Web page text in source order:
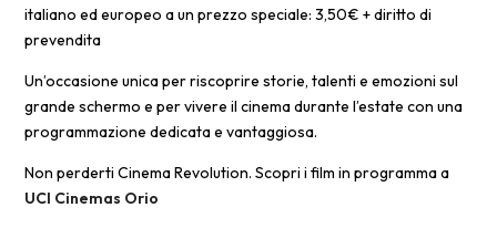
italiano ed europeo a un prezzo speciale: 3,50€ + diritto di
prevendita
Un’occasione unica per riscoprire storie, talenti e emozioni sul
grande schermo e per vivere il cinema durante l’estate con una
programmazione dedicata e vantaggiosa.
Non perderti Cinema Revolution. Scopri i film in programma a
UCI Cinemas Orio